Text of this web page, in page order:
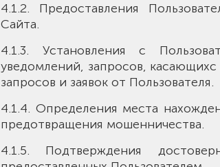
4.1.2. Предоставления
Сайта.
4.1.3. Установления с
уведомлений, запросов, касающихс
запросов и заявок от Пользователя.
4.1.4. Определения места
предотвращения мошенничества.
4.1.5. Подтверждения